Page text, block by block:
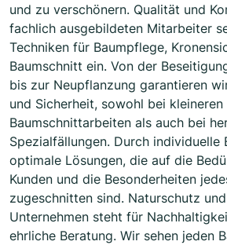
und zu verschönern. Qualität und
fachlich ausgebildeten Mitarbeiter
Techniken für Baumpflege,
Baumschnitt ein. Von der
bis zur Neupflanzung garantieren
und Sicherheit, sowohl bei kleineren
Baumschnittarbeiten als auch bei
Spezialfällungen. Durch individuelle
optimale Lösungen, die auf die
Kunden und die Besonderheiten
zugeschnitten sind. Naturschutz
Unternehmen steht für
ehrliche Beratung. Wir sehen jeden